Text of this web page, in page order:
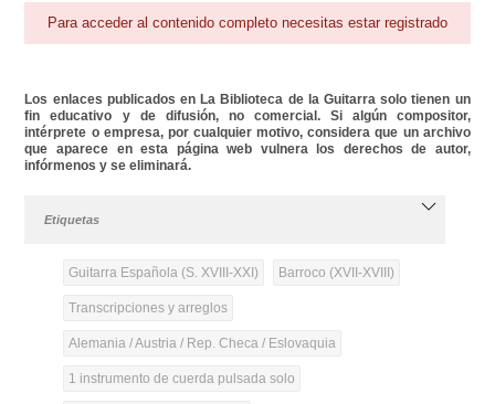
Para acceder al contenido completo necesitas estar registrado
Los enlaces publicados en La Biblioteca de la Guitarra solo tienen un
fin educativo y de difusión, no comercial. Si algún compositor,
intérprete o empresa, por cualquier motivo, considera que un archivo
que aparece en esta página web vulnera los derechos de autor,
infórmenos y se eliminará.
Etiquetas
Guitarra Española (S. XVIII-XXI) Barroco (XVII-XVIII)
Transcripciones y arreglos
Alemania / Austria / Rep. Checa / Eslovaquia
1 instrumento de cuerda pulsada solo